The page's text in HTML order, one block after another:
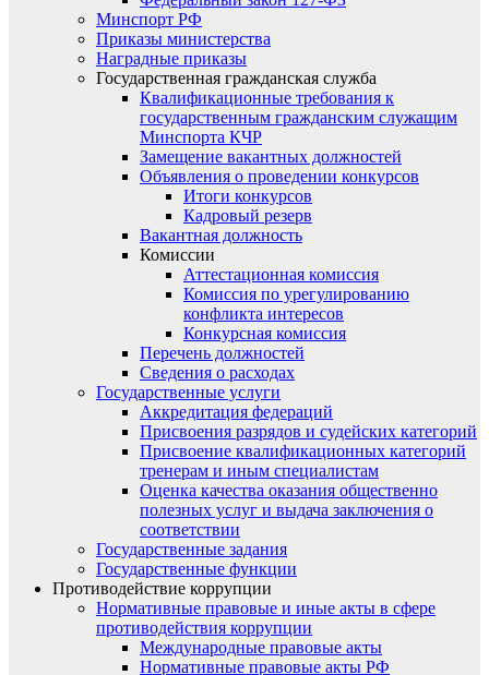
Минспорт РФ
Приказы министерства
Наградные приказы
Государственная гражданская служба
Квалификационные требования к
государственным гражданским служащим
Минспорта КЧР
Замещение вакантных должностей
Объявления о проведении конкурсов
Итоги конкурсов
Кадровый резерв
Вакантная должность
Комиссии
Аттестационная комиссия
Комиссия по урегулированию
конфликта интересов
Конкурсная комиссия
Перечень должностей
Сведения о расходах
Государственные услуги
Аккредитация федераций
Присвоения разрядов и судейских категорий
Присвоение квалификационных категорий
тренерам и иным специалистам
Оценка качества оказания общественно
полезных услуг и выдача заключения о
соответствии
Государственные задания
Государственные функции
Противодействие коррупции
Нормативные правовые и иные акты в сфере
противодействия коррупции
Международные правовые акты
Нормативные правовые акты РФ